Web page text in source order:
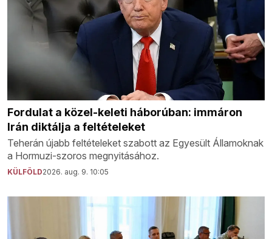
Fordulat a közel-keleti háborúban: immáron
Irán diktálja a feltételeket
Teherán újabb feltételeket szabott az Egyesült Államoknak
a Hormuzi-szoros megnyitásához.
KÜLFÖLD2026. aug. 9. 10:05